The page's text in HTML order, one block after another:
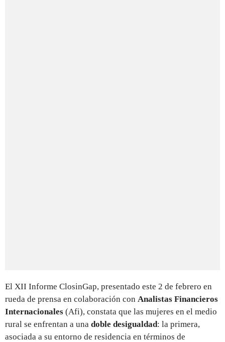
El XII Informe ClosinGap, presentado este 2 de febrero en
rueda de prensa en colaboración con Analistas Financieros
Internacionales (Afi), constata que las mujeres en el medio
rural se enfrentan a una doble desigualdad: la primera,
asociada a su entorno de residencia en términos de